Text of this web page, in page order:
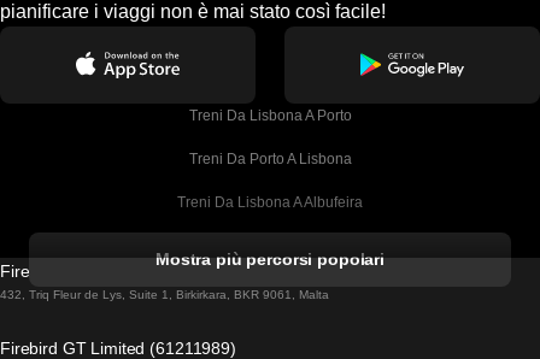
pianificare i viaggi non è mai stato così facile!
Treni Da Lisbona A Porto
Treni Da Porto A Lisbona
Treni Da Lisbona A Albufeira
Treni Da Lisbona A Lagos
Mostra più percorsi popolari
Firebird GT Limited (OC 1451)
432, Triq Fleur de Lys, Suite 1, Birkirkara, BKR 9061, Malta
Firebird GT Limited (61211989)